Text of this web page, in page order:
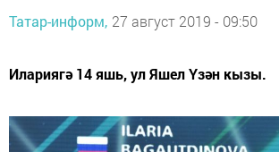
Татар-информ, 27 август 2019 - 09:50
Илариягә 14 яшь, ул Яшел Үзән кызы.